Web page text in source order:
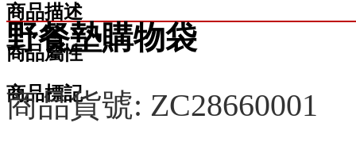
商品描述
商品屬性
商品標記
野餐墊購物袋
商品貨號: ZC28660001